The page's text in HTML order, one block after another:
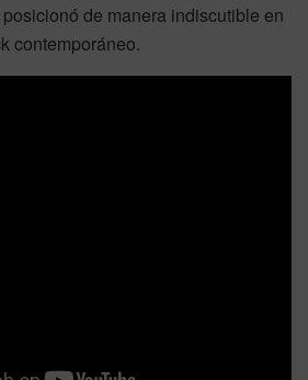
de manera indiscutible en
contemporáneo.